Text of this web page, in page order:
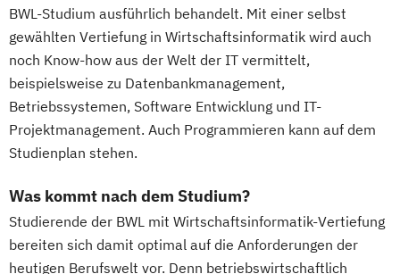
BWL-Studium ausführlich behandelt. Mit einer selbst
gewählten Vertiefung in Wirtschaftsinformatik wird auch
noch Know-how aus der Welt der IT vermittelt,
beispielsweise zu Datenbankmanagement,
Betriebssystemen, Software Entwicklung und IT-
Projektmanagement. Auch Programmieren kann auf dem
Studienplan stehen.
Was kommt nach dem Studium?
Studierende der BWL mit Wirtschaftsinformatik-Vertiefung
bereiten sich damit optimal auf die Anforderungen der
heutigen Berufswelt vor. Denn betriebswirtschaftlich